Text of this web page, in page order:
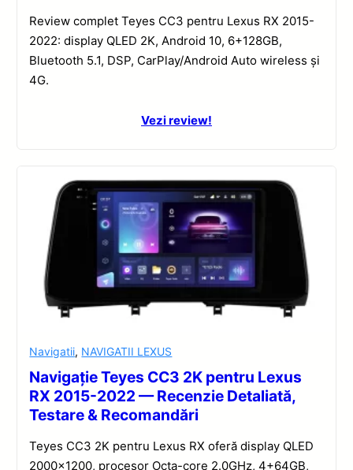
Review complet Teyes CC3 pentru Lexus RX 2015-
2022: display QLED 2K, Android 10, 6+128GB,
Bluetooth 5.1, DSP, CarPlay/Android Auto wireless și
4G.
Vezi review!
Navigatii, NAVIGATII LEXUS
Navigație Teyes CC3 2K pentru Lexus
RX 2015-2022 — Recenzie Detaliată,
Testare & Recomandări
Teyes CC3 2K pentru Lexus RX oferă display QLED
2000×1200, procesor Octa-core 2.0GHz, 4+64GB,